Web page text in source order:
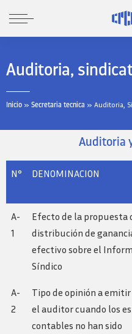
Auditoria,
Inicio » Secretaria tecnica » Auditoria,
Auditoria
N° DENOMINACION
A-
1
Efecto de la propuesta
distribución de
efectivo sobre el
Síndico
A-
2
Tipo de opinión a
el auditor cuando los
contables no han sido